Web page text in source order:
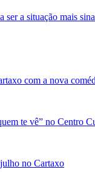
ser a situação mais
com a nova
te vê” no Centro
no Cartaxo